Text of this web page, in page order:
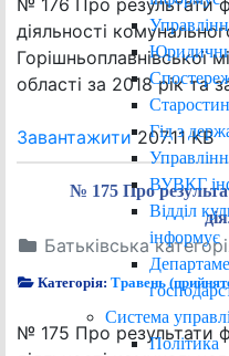
Гід з
ВУВКГ
Відділ
інформує
Система
Політика
№ 176 Про результати
діяльності
Горішньоплавнівської
області за 2018 рік та
Завантажити207.11 KB
№ 175 Про
Батьківська
Категорія:Травень
№ 175 Про результати